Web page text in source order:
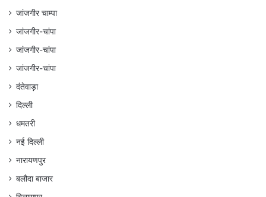
जांजगीर चाम्पा
जांजगीर-चांपा
जांजगीर-चांपा
जांजगीर-चांपा
दंतेवाड़ा
दिल्ली
धमतरी
नई दिल्ली
नारायणपुर
बलौदा बाजार